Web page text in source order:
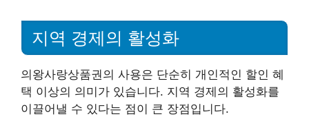
지역 경제의 활성화
의왕사랑상품권의 사용은 단순히 개인적인 할인 혜
택 이상의 의미가 있습니다. 지역 경제의 활성화를
이끌어낼 수 있다는 점이 큰 장점입니다.